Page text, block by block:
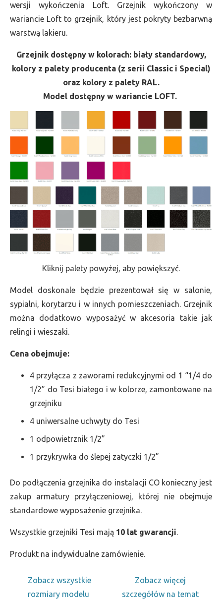
wersji wykończenia Loft. Grzejnik wykończony w
wariancie Loft to grzejnik, który jest pokryty bezbarwną
warstwą lakieru.
Grzejnik dostępny w kolorach: biały standardowy,
kolory z palety producenta (z serii Classic i Special)
oraz kolory z palety RAL.
Model dostępny w wariancie LOFT.
Kliknij palety powyżej, aby powiększyć.
Model doskonale będzie prezentował się w salonie,
sypialni, korytarzu i w innych pomieszczeniach. Grzejnik
można dodatkowo wyposażyć w akcesoria takie jak
relingi i wieszaki.
Cena obejmuje:
4 przyłącza z zaworami redukcyjnymi od 1 “1/4 do
1/2” do Tesi białego i w kolorze, zamontowane na
grzejniku
4 uniwersalne uchwyty do Tesi
1 odpowietrznik 1/2”
1 przykrywka do ślepej zatyczki 1/2”
Do podłączenia grzejnika do instalacji CO konieczny jest
zakup armatury przyłączeniowej, której nie obejmuje
standardowe wyposażenie grzejnika.
Wszystkie grzejniki Tesi mają 10 lat gwarancji.
Produkt na indywidualne zamówienie.
Zobacz wszystkie
rozmiary modelu
Zobacz więcej
szczegółów na temat